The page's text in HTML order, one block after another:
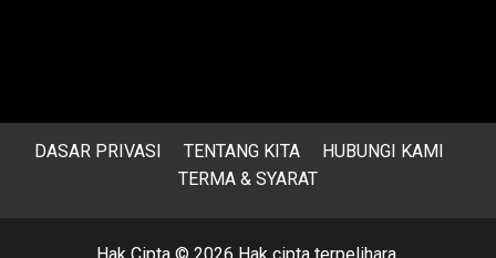
DASAR PRIVASI TENTANG KITA
HUBUNGI KAMI
TERMA & SYARAT